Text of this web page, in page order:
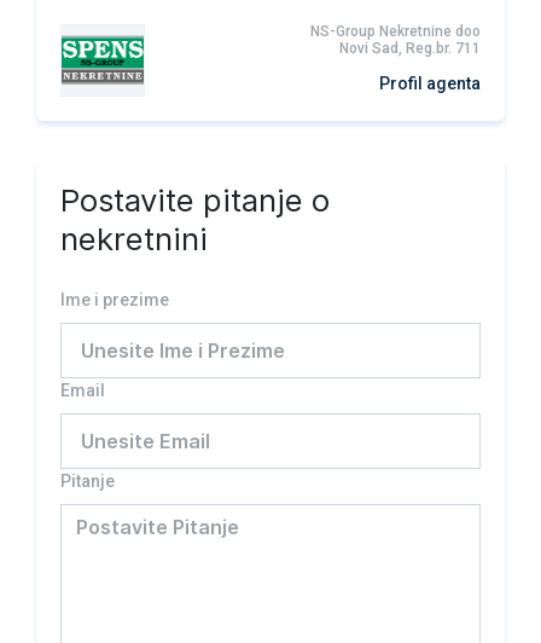
NS-Group Nekretnine doo
Novi Sad, Reg.br. 711
Profil agenta
Postavite pitanje o
nekretnini
Ime i prezime
Email
Pitanje